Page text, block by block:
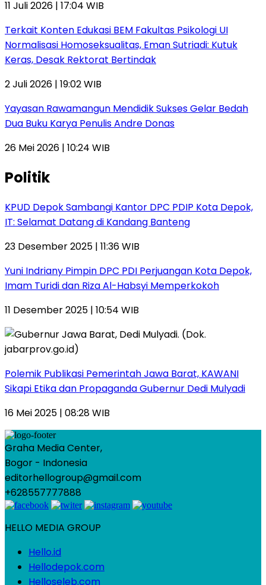
11 Juli 2026 | 17:04 WIB
Terkait Konten Edukasi BEM Fakultas Psikologi UI
Normalisasi Homoseksualitas, Eman Sutriadi: Kutuk
Keras, Desak Rektorat Bertindak
2 Juli 2026 | 19:02 WIB
Yayasan Rawamangun Mendidik Sukses Gelar Bedah
Dua Buku Karya Penulis Andre Donas
26 Mei 2026 | 10:24 WIB
Politik
KPUD Depok Sambangi Kantor DPC PDIP Kota Depok,
IT: Selamat Datang di Kandang Banteng
23 Desember 2025 | 11:36 WIB
Yuni Indriany Pimpin DPC PDI Perjuangan Kota Depok,
Imam Turidi dan Riza Al-Habsyi Memperkokoh
11 Desember 2025 | 10:54 WIB
Polemik Publikasi Pemerintah Jawa Barat, KAWANI
Sikapi Etika dan Propaganda Gubernur Dedi Mulyadi
16 Mei 2025 | 08:28 WIB
Graha Media Center,
Bogor - Indonesia
editorhellogroup@gmail.com
+628557777888
HELLO MEDIA GROUP
Hello.id
Hellodepok.com
Helloseleb.com